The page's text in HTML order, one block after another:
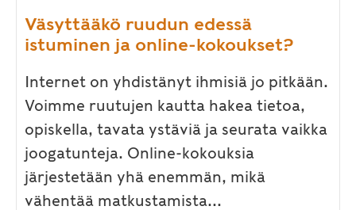
Väsyttääkö ruudun edessä
istuminen ja online-kokoukset?
Internet on yhdistänyt ihmisiä jo pitkään.
Voimme ruutujen kautta hakea tietoa,
opiskella, tavata ystäviä ja seurata vaikka
joogatunteja. Online-kokouksia
järjestetään yhä enemmän, mikä
vähentää matkustamista...